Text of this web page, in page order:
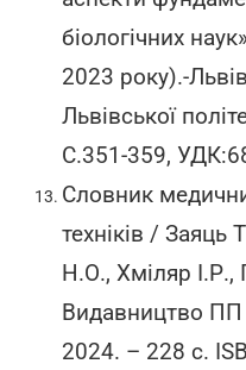
біологічних
2023 року).-
Львівської
С.351-359,
Словник
техніків / Заяць
Н.О., Хміляр
Видавництво ПП
2024. – 228 с.